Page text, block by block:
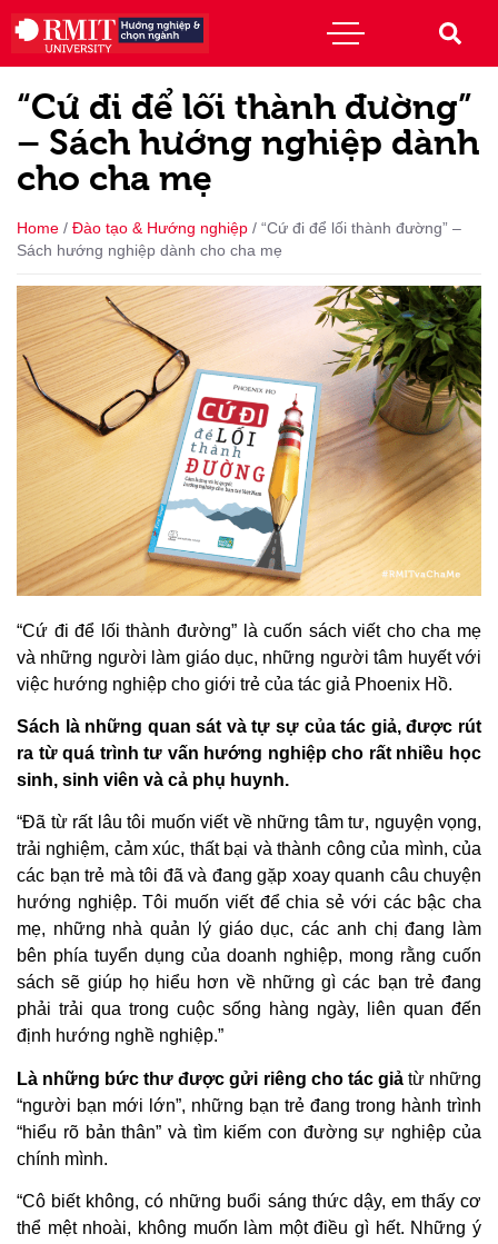
“Cứ đi để lối thành đường”
– Sách hướng nghiệp dành
cho cha mẹ
Home / Đào tạo & Hướng nghiệp / “Cứ đi để lối thành đường” –
Sách hướng nghiệp dành cho cha mẹ
“Cứ đi để lối thành đường” là cuốn sách viết cho cha mẹ
và những người làm giáo dục, những người tâm huyết với
việc hướng nghiệp cho giới trẻ của tác giả Phoenix Hồ.
Sách là những quan sát và tự sự của tác giả, được rút
ra từ quá trình tư vấn hướng nghiệp cho rất nhiều học
sinh, sinh viên và cả phụ huynh.
“Đã từ rất lâu tôi muốn viết về những tâm tư, nguyện vọng,
trải nghiệm, cảm xúc, thất bại và thành công của mình, của
các bạn trẻ mà tôi đã và đang gặp xoay quanh câu chuyện
hướng nghiệp. Tôi muốn viết để chia sẻ với các bậc cha
mẹ, những nhà quản lý giáo dục, các anh chị đang làm
bên phía tuyển dụng của doanh nghiệp, mong rằng cuốn
sách sẽ giúp họ hiểu hơn về những gì các bạn trẻ đang
phải trải qua trong cuộc sống hàng ngày, liên quan đến
định hướng nghề nghiệp.”
Là những bức thư được gửi riêng cho tác giảtừ những
“người bạn mới lớn”, những bạn trẻ đang trong hành trình
“hiểu rõ bản thân” và tìm kiếm con đường sự nghiệp của
chính mình.
“Cô biết không, có những buổi sáng thức dậy, em thấy cơ
thể mệt nhoài, không muốn làm một điều gì hết. Những ý